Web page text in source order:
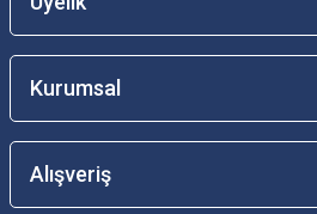
Kurumsal
Alışveriş